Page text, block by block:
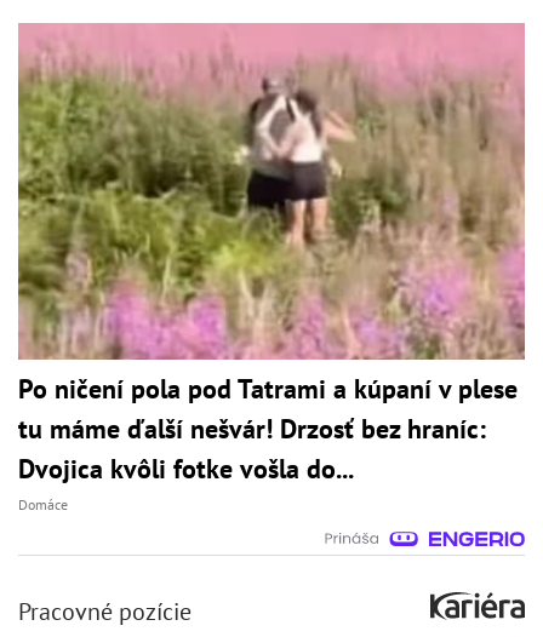
Po ničení pola pod Tatrami a kúpaní v plese
tu máme ďalší nešvár! Drzosť bez hraníc:
Dvojica kvôli fotke vošla do...
Domáce
Pracovné pozície